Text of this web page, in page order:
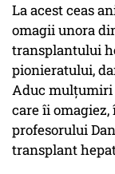
La acest ceas
omagii unora
transplantului
pionieratului,
Aduc mulțumiri
care îi
profesorului
transplant